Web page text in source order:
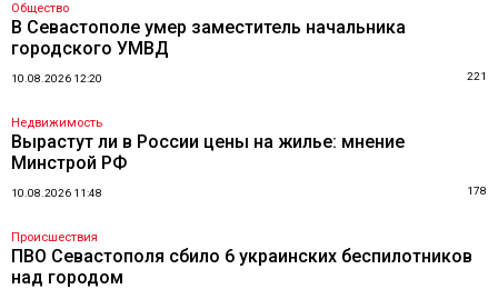
Общество
В Севастополе умер заместитель начальника
городского УМВД
10.08.2026 12:20 221
Недвижимость
Вырастут ли в России цены на жилье: мнение
Минстрой РФ
10.08.2026 11:48 178
Происшествия
ПВО Севастополя сбило 6 украинских беспилотников
над городом